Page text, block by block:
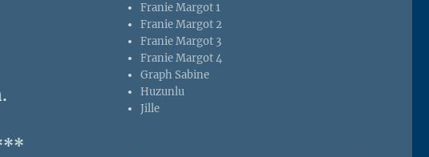
Franie Margot 1
Franie Margot 2
Franie Margot 3
Franie Margot 4
Graph Sabine
Huzunlu
Jille